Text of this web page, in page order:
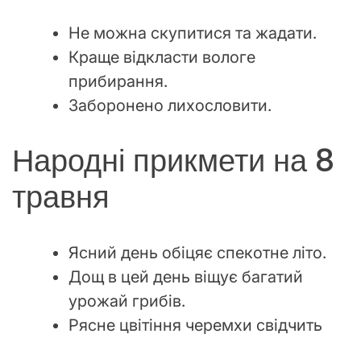
Не можна скупитися та жадати.
Краще відкласти вологе
прибирання.
Заборонено лихословити.
Народні прикмети на 8
травня
Ясний день обіцяє спекотне літо.
Дощ в цей день віщує багатий
урожай грибів.
Рясне цвітіння черемхи свідчить